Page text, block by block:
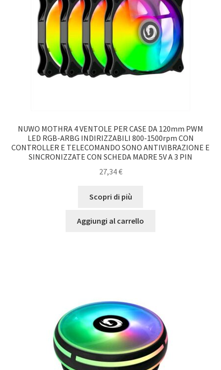
NUWO MOTHRA 4 VENTOLE PER CASE DA 120mm PWM
LED RGB-ARBG INDIRIZZABILI 800-1500rpm CON
CONTROLLER E TELECOMANDO SONO ANTIVIBRAZIONE E
SINCRONIZZATE CON SCHEDA MADRE 5V A 3 PIN
27,34€
Scopri di più
Aggiungi al carrello